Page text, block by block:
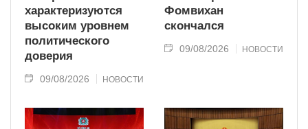
характеризуются
высоким уровнем
политического
доверия
09/08/2026 НОВОСТИ
Фомвихан
скончался
09/08/2026 НОВОСТИ